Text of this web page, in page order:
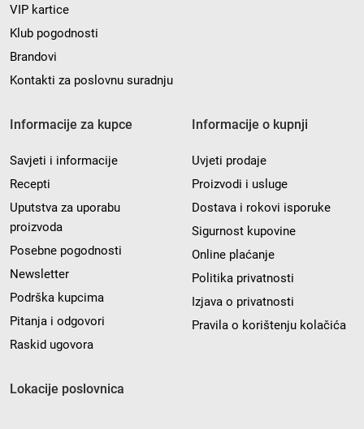
VIP kartice
Klub pogodnosti
Brandovi
Kontakti za poslovnu suradnju
Informacije za kupce
Savjeti i informacije
Recepti
Uputstva za uporabu
proizvoda
Posebne pogodnosti
Newsletter
Podrška kupcima
Pitanja i odgovori
Raskid ugovora
Informacije o kupnji
Uvjeti prodaje
Proizvodi i usluge
Dostava i rokovi isporuke
Sigurnost kupovine
Online plaćanje
Politika privatnosti
Izjava o privatnosti
Pravila o korištenju kolačića
Lokacije poslovnica